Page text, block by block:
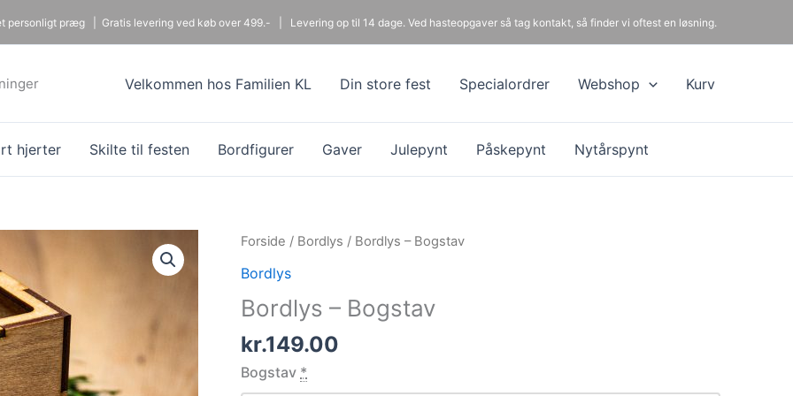
personligt præg | Gratis levering ved køb over 499.- | Levering op til 14 dage. Ved hasteopgaver så tag kontakt, så finder vi oftest en løsning.
Velkommen hos Familien KL Din store fest Specialordrer Webshop Kurv
hjerter Skilte til festen Bordfigurer Gaver Julepynt Påskepynt Nytårspynt
Forside / Bordlys / Bordlys – Bogstav
Bordlys
Bordlys – Bogstav
kr.149.00
Bogstav *